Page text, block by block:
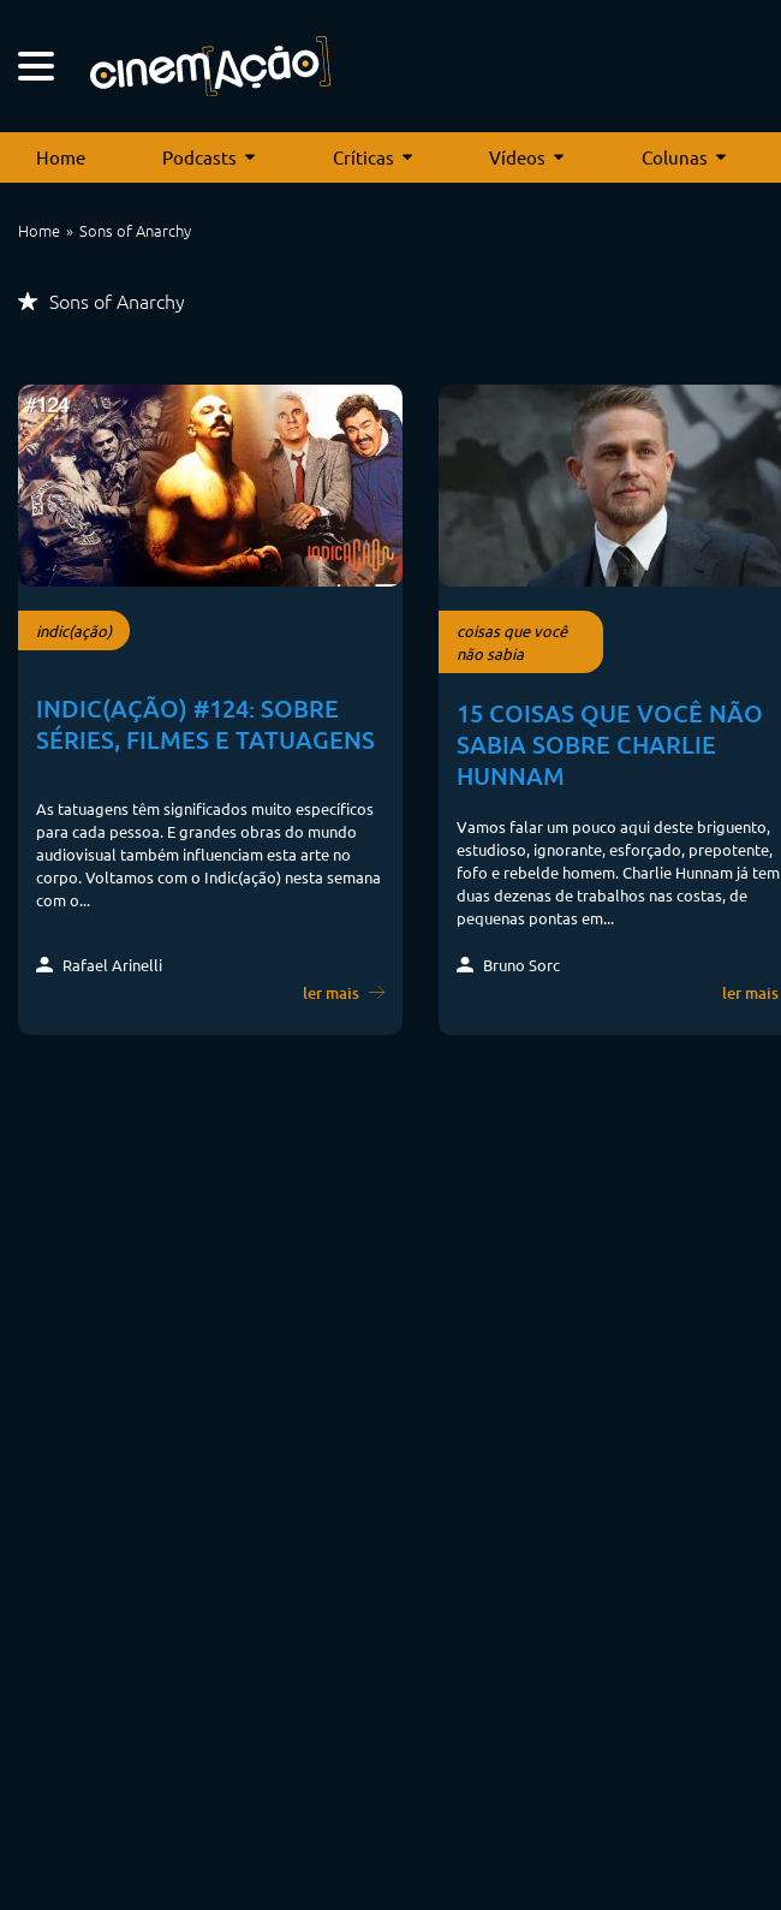
Home Podcasts Críticas Vídeos Colunas
Home Sons of Anarchy
Sons of Anarchy
indic(ação)
INDIC(AÇÃO) #124: SOBRE
SÉRIES, FILMES E TATUAGENS
As tatuagens têm significados muito específicos
para cada pessoa. E grandes obras do mundo
audiovisual também influenciam esta arte no
corpo. Voltamos com o Indic(ação) nesta semana
com o...
Rafael Arinelli
ler mais
coisas que você
não sabia
15 COISAS QUE VOCÊ NÃO
SABIA SOBRE CHARLIE
HUNNAM
Vamos falar um pouco aqui deste briguento,
estudioso, ignorante, esforçado, prepotente,
fofo e rebelde homem. Charlie Hunnam já tem
duas dezenas de trabalhos nas costas, de
pequenas pontas em...
Bruno Sorc
ler mais